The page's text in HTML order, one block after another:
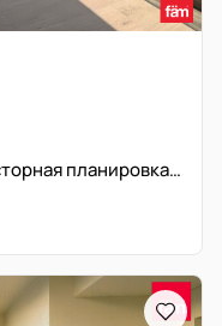
Полностью меблирована | Просторная планировка | Подлинная перепродажа